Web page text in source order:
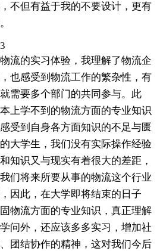
不但有益于我的不要设计，更有
流的实习体验，我理解了物流企
也感受到物流工作的繁杂性，有
需要多个部门的共同参与。此
上学不到的物流方面的专业知识
受到自身各方面知识的不足与匮
大学生，我们没有实际操作经验
知识又与现实有着很大的差距，
们将来所要从事的物流这个行业
因此，在大学即将结束的日子
物流方面的专业知识，真正理解
问外，还应该多多实习，增加社
团结协作的精神，这对我们今后